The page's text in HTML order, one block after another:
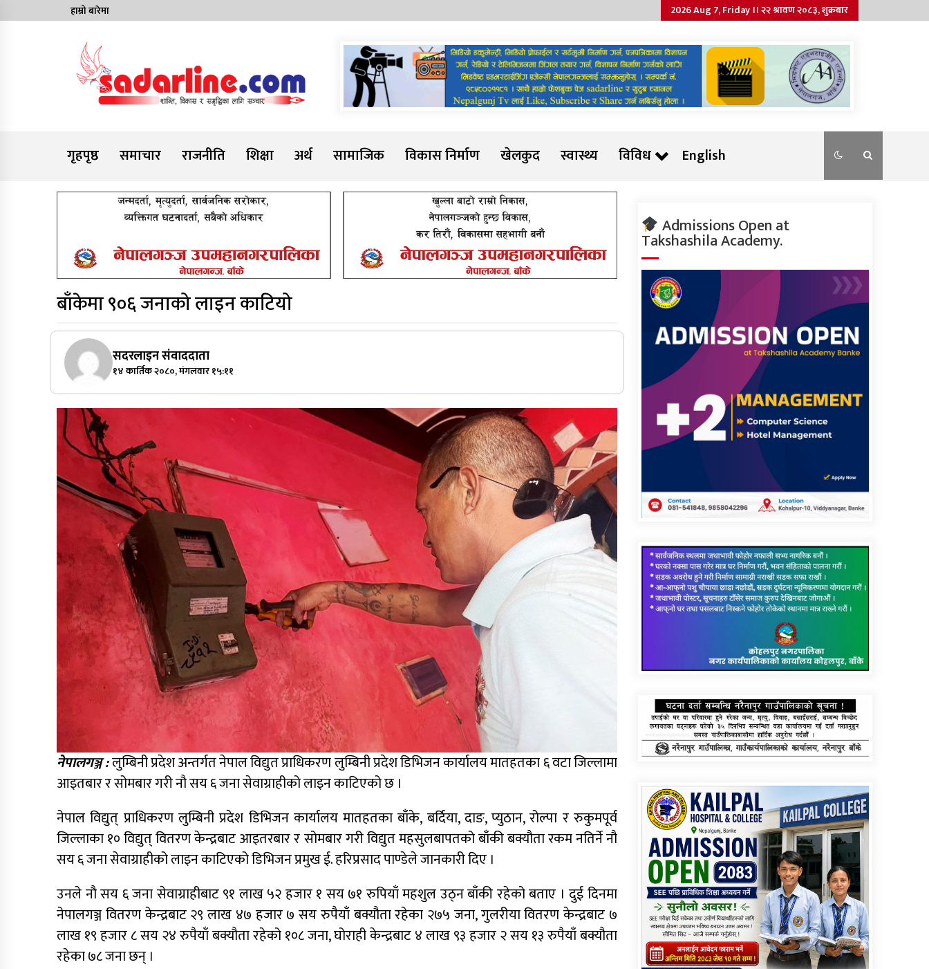
to
हाम्रो बारेमा 2026 Aug 7, Friday ।। २२ श्रावण २०८३, शुक्रबार
Sadarline
गृहपृष्ठ
समाचार राजनीति शिक्षा अर्थ सामाजिक विकास निर्माण खेलकुद स्वास्थ्य विविध English
बाँकेमा ९०६ जनाको लाइन काटियो
सदरलाइन संवाददाता
१४ कार्तिक २०८०, मंगलवार १५:११
नेपालगञ्ज :लुम्बिनी प्रदेश अन्तर्गत नेपाल विद्युत प्राधिकरण लुम्बिनी प्रदेश डिभिजन कार्यालय मातहतका ६ वटा जिल्लामा
आइतबार र सोमबार गरी नौ सय ६ जना सेवाग्राहीको लाइन काटिएको छ ।
नेपाल विद्युत् प्राधिकरण लुम्बिनी प्रदेश डिभिजन कार्यालय मातहतका बाँके, बर्दिया, दाङ, प्युठान, रोल्पा र रुकुमपूर्व
जिल्लाका १० विद्युत् वितरण केन्द्रबाट आइतरबार र सोमबार गरी विद्युत महसुलबापतको बाँकी बक्यौता रकम नतिर्ने नौ
सय ६ जना सेवाग्राहीको लाइन काटिएको डिभिजन प्रमुख ई. हरिप्रसाद पाण्डेले जानकारी दिए ।
उनले नौ सय ६ जना सेवाग्राहीबाट ९१ लाख ५२ हजार १ सय ७१ रुपियाँ महशुल उठ्न बाँकी रहेको बताए । दुई दिनमा
नेपालगञ्ज वितरण केन्द्रबाट २९ लाख ४७ हजार ७ सय रुपैयाँ बक्यौता रहेका २७५ जना, गुलरीया वितरण केन्द्रबाट ७
लाख १९ हजार ८ सय २४ रुपैयाँ बक्यौता रहेको १०८ जना, घोराही केन्द्रबाट ४ लाख ९३ हजार २ सय १३ रुपैयाँ बक्यौता
रहेका ७८ जना छन् ।
Admissions Open at
Takshashila Academy.